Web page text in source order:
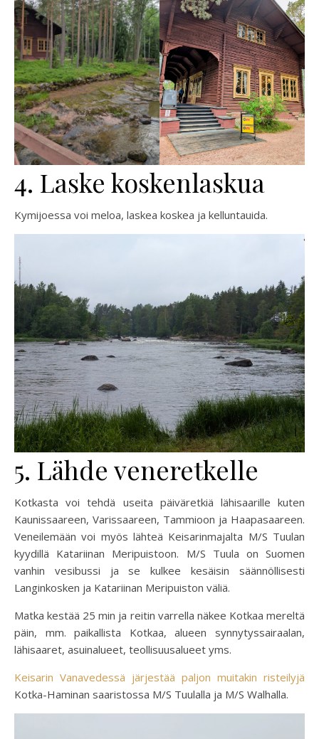
4. Laske koskenlaskua
Kymijoessa voi meloa, laskea koskea ja kelluntauida.
5. Lähde veneretkelle
Kotkasta voi tehdä useita päiväretkiä lähisaarille kuten
Kaunissaareen, Varissaareen, Tammioon ja Haapasaareen.
Veneilemään voi myös lähteä Keisarinmajalta M/S Tuulan
kyydillä Katariinan Meripuistoon. M/S Tuula on Suomen
vanhin vesibussi ja se kulkee kesäisin säännöllisesti
Langinkosken ja Katariinan Meripuiston väliä.
Matka kestää 25 min ja reitin varrella näkee Kotkaa mereltä
päin, mm. paikallista Kotkaa, alueen synnytyssairaalan,
lähisaaret, asuinalueet, teollisuusalueet yms.
Keisarin Vanavedessä järjestää paljon muitakin risteilyjä
Kotka-Haminan saaristossa M/S Tuulalla ja M/S Walhalla.